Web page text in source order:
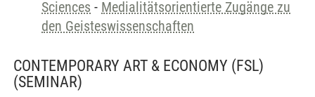
Sciences - Medialitätsorientierte Zugänge zu
den Geisteswissenschaften
CONTEMPORARY ART & ECONOMY (FSL)
(SEMINAR)